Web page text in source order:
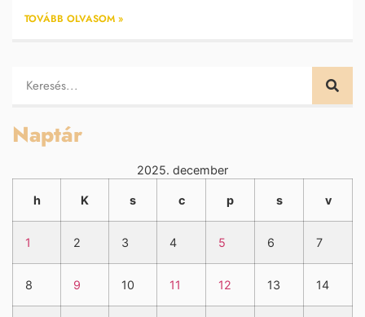
TOVÁBB OLVASOM »
Naptár
2025. december
h K s c p s v
1 2 3 4 5 6 7
8 9 10 11 12 13 14